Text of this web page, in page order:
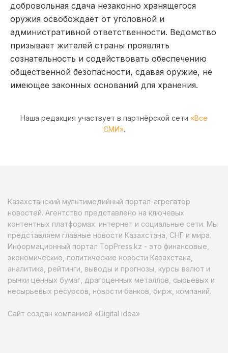
добровольная сдача незаконно хранящегося
оружия освобождает от уголовной и
административной ответственности. Ведомство
призывает жителей страны проявлять
сознательность и содействовать обеспечению
общественной безопасности, сдавая оружие, не
имеющее законных оснований для хранения.
Наша редакция участвует в партнёрской сети «Все
СМИ».
Казахстанский мультимедийный портал-агрегатор
новостей. Агентство представлено на ключевых
контентных платформах: интернет и социальные сети. Мы
представляем главные новости Казахстана, СНГ и мира.
Информационный портал TopPress.kz - это финансовые,
экономические, политические новости Казахстана,
аналитика, рейтинги, выводы и прогнозы, курсы валют и
рынки ценных бумаг, драгоценных металлов, сырьевых и
несырьевых ресурсов, новости банков, бирж, компаний.
Сайт создан компанией «Digital idea»